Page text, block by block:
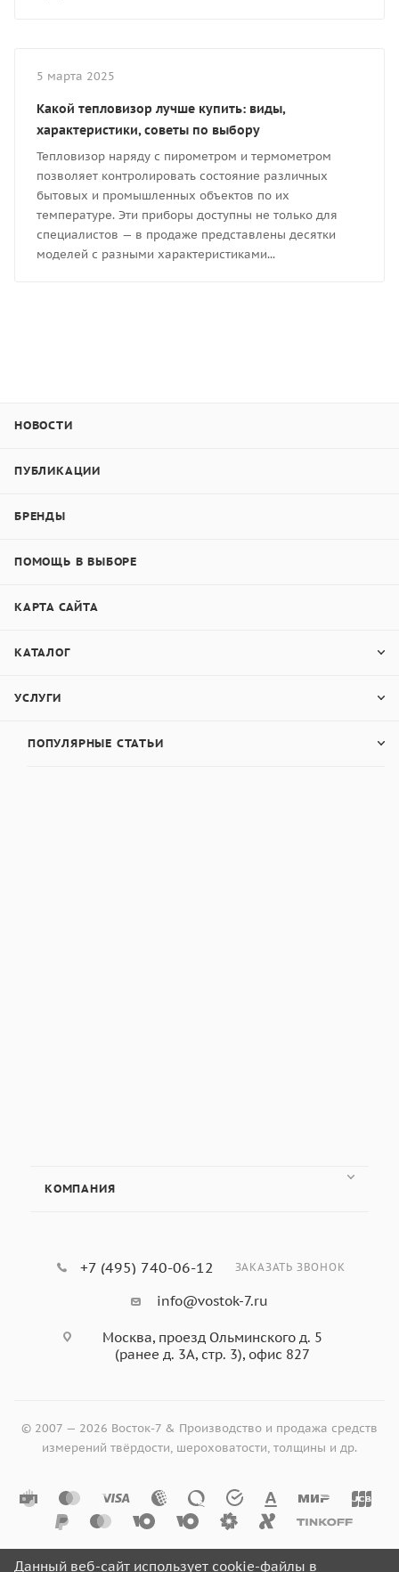
5 марта 2025
Какой тепловизор лучше купить: виды,
характеристики, советы по выбору
Тепловизор наряду с пирометром и термометром
позволяет контролировать состояние различных
бытовых и промышленных объектов по их
температуре. Эти приборы доступны не только для
специалистов — в продаже представлены десятки
моделей с разными характеристиками...
НОВОСТИ
ПУБЛИКАЦИИ
БРЕНДЫ
ПОМОЩЬ В ВЫБОРЕ
КАРТА САЙТА
КАТАЛОГ
УСЛУГИ
ПОПУЛЯРНЫЕ СТАТЬИ
КОМПАНИЯ
+7 (495) 740-06-12 ЗАКАЗАТЬ ЗВОНОК
info@vostok-7.ru
Москва, проезд Ольминского д. 5
(ранее д. 3А, стр. 3), офис 827
© 2007 — 2026 Восток-7 & Производство и продажа средств
измерений твёрдости, шероховатости, толщины и др.
Данный веб-сайт использует cookie-файлы в